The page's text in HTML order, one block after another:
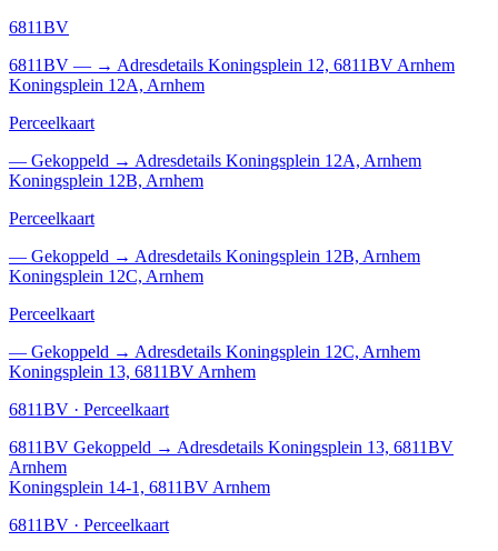
6811BV
6811BV — → Adresdetails Koningsplein 12, 6811BV Arnhem
Koningsplein 12A, Arnhem
Perceelkaart
— Gekoppeld → Adresdetails Koningsplein 12A, Arnhem
Koningsplein 12B, Arnhem
Perceelkaart
— Gekoppeld → Adresdetails Koningsplein 12B, Arnhem
Koningsplein 12C, Arnhem
Perceelkaart
— Gekoppeld → Adresdetails Koningsplein 12C, Arnhem
Koningsplein 13, 6811BV Arnhem
6811BV · Perceelkaart
6811BV Gekoppeld → Adresdetails Koningsplein 13, 6811BV
Arnhem
Koningsplein 14-1, 6811BV Arnhem
6811BV · Perceelkaart